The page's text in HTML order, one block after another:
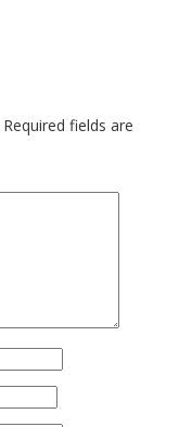
Required fields are